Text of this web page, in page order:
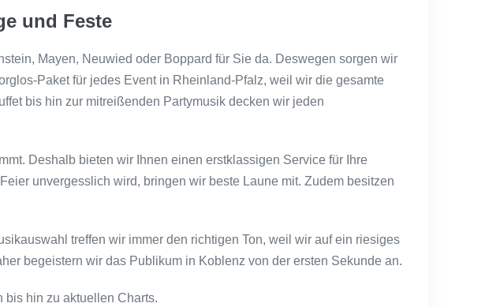
und Feste
Mayen, Neuwied oder Boppard für Sie da. Deswegen sorgen wir
Paket für jedes Event in Rheinland-Pfalz, weil wir die gesamte
bis hin zur mitreißenden Partymusik decken wir jeden
Deshalb bieten wir Ihnen einen erstklassigen Service für Ihre
unvergesslich wird, bringen wir beste Laune mit. Zudem besitzen
treffen wir immer den richtigen Ton, weil wir auf ein riesiges
begeistern wir das Publikum in Koblenz von der ersten Sekunde an.
bis hin zu aktuellen Charts.